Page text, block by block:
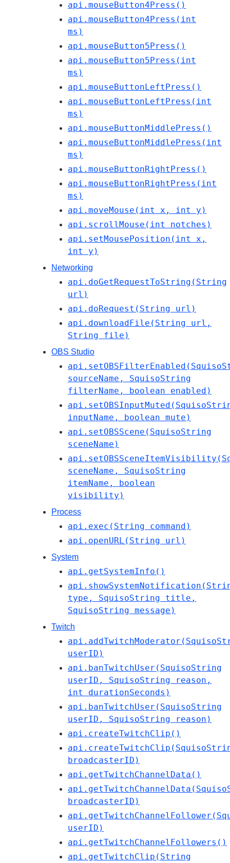
api.mouseButton4Press()
api.mouseButton4Press(int
ms)
api.mouseButton5Press()
api.mouseButton5Press(int
ms)
api.mouseButtonLeftPress()
api.mouseButtonLeftPress(int
ms)
api.mouseButtonMiddlePress()
api.mouseButtonMiddlePress(int
ms)
api.mouseButtonRightPress()
api.mouseButtonRightPress(int
ms)
api.moveMouse(int x, int y)
api.scrollMouse(int notches)
api.setMousePosition(int x,
int y)
Networking
api.doGetRequestToString(String
url)
api.doRequest(String url)
api.downloadFile(String url,
String file)
OBS Studio
sourceName, SquisoString
filterName, boolean enabled)
inputName, boolean mute)
api.setOBSScene(SquisoString
sceneName)
sceneName, SquisoString
itemName, boolean
visibility)
Process
api.exec(String command)
api.openURL(String url)
System
api.getSystemInfo()
type, SquisoString title,
SquisoString message)
Twitch
userID)
api.banTwitchUser(SquisoString
userID, SquisoString reason,
int durationSeconds)
api.banTwitchUser(SquisoString
userID, SquisoString reason)
api.createTwitchClip()
broadcasterID)
api.getTwitchChannelData()
broadcasterID)
userID)
api.getTwitchChannelFollowers()
api.getTwitchClip(String